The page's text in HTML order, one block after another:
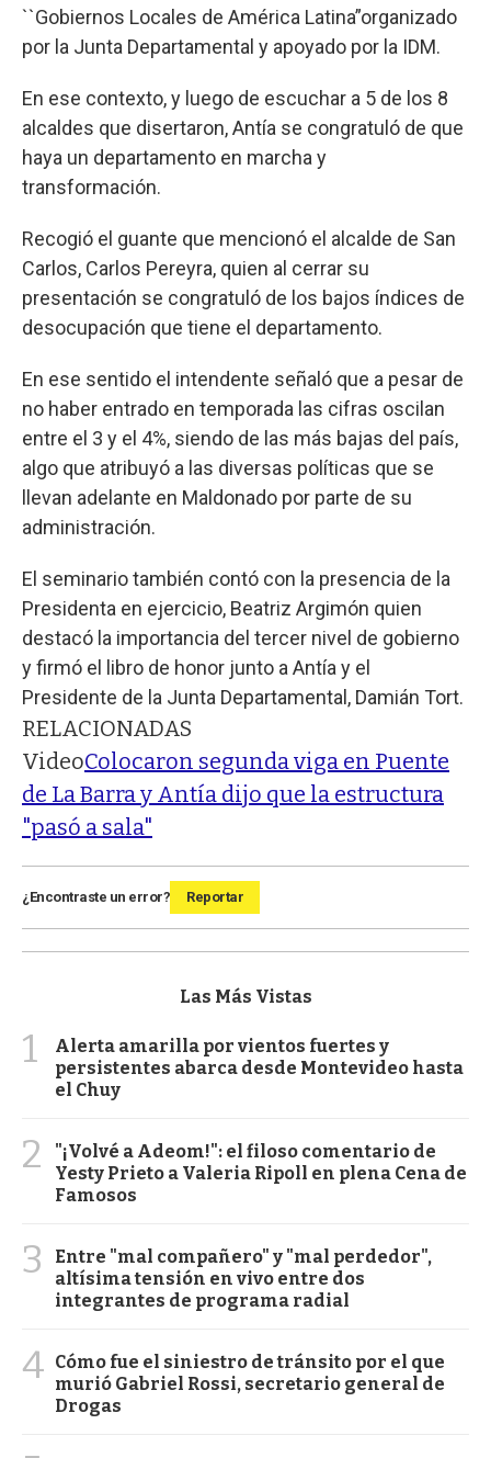
``Gobiernos Locales de América Latina”organizado
por la Junta Departamental y apoyado por la IDM.
En ese contexto, y luego de escuchar a 5 de los 8
alcaldes que disertaron, Antía se congratuló de que
haya un departamento en marcha y
transformación.
Recogió el guante que mencionó el alcalde de San
Carlos, Carlos Pereyra, quien al cerrar su
presentación se congratuló de los bajos índices de
desocupación que tiene el departamento.
En ese sentido el intendente señaló que a pesar de
no haber entrado en temporada las cifras oscilan
entre el 3 y el 4%, siendo de las más bajas del país,
algo que atribuyó a las diversas políticas que se
llevan adelante en Maldonado por parte de su
administración.
El seminario también contó con la presencia de la
Presidenta en ejercicio, Beatriz Argimón quien
destacó la importancia del tercer nivel de gobierno
y firmó el libro de honor junto a Antía y el
Presidente de la Junta Departamental, Damián Tort.
RELACIONADAS
VideoColocaron segunda viga en Puente
de La Barra y Antía dijo que la estructura
"pasó a sala"
¿Encontraste un error? Reportar
Las Más Vistas
1
Alerta amarilla por vientos fuertes y
persistentes abarca desde Montevideo hasta
el Chuy
2
"¡Volvé a Adeom!": el filoso comentario de
Yesty Prieto a Valeria Ripoll en plena Cena de
Famosos
3
Entre "mal compañero" y "mal perdedor",
altísima tensión en vivo entre dos
integrantes de programa radial
4 Cómo fue el siniestro de tránsito por el que
murió Gabriel Rossi, secretario general de
Drogas